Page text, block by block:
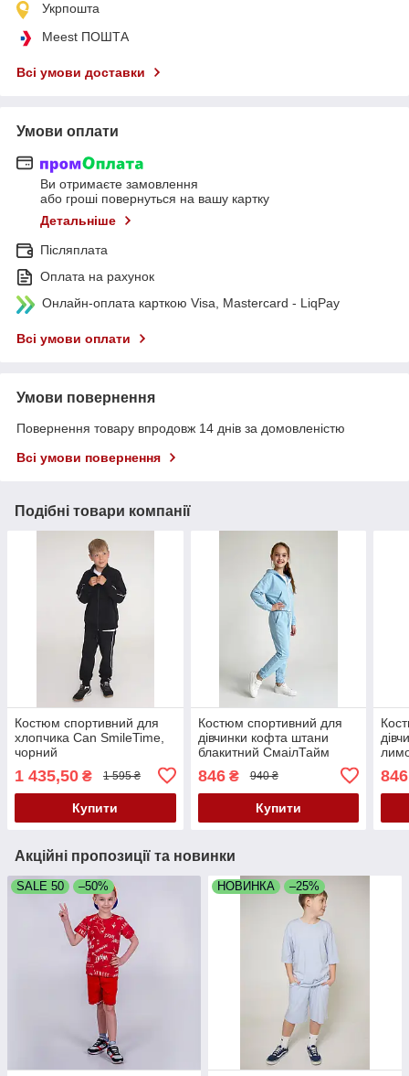
Укрпошта
Meest ПОШТА
Всі умови доставки
Умови оплати
Ви отримаєте замовлення
або гроші повернуться на вашу картку
Детальніше
Післяплата
Оплата на рахунок
Онлайн-оплата карткою Visa, Mastercard - LiqPay
Всі умови оплати
Умови повернення
Повернення товару впродовж 14 днів за домовленістю
Всі умови повернення
Подібні товари компанії
Костюм спортивний для
хлопчика Can SmileTime,
чорний
1 435,50 ₴ 1 595 ₴
Купити
Костюм спортивний для
дівчинки кофта штани
блакитний СмаілТайм
846₴ 940 ₴
Купити
846
Акційні пропозиції та новинки
SALE 50 –50% НОВИНКА –25%